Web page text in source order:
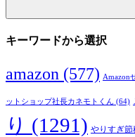
キーワードから選択
amazon (577) Amazon
ットショップ社長カネモトくん (64)
り (1291) やりすぎ節